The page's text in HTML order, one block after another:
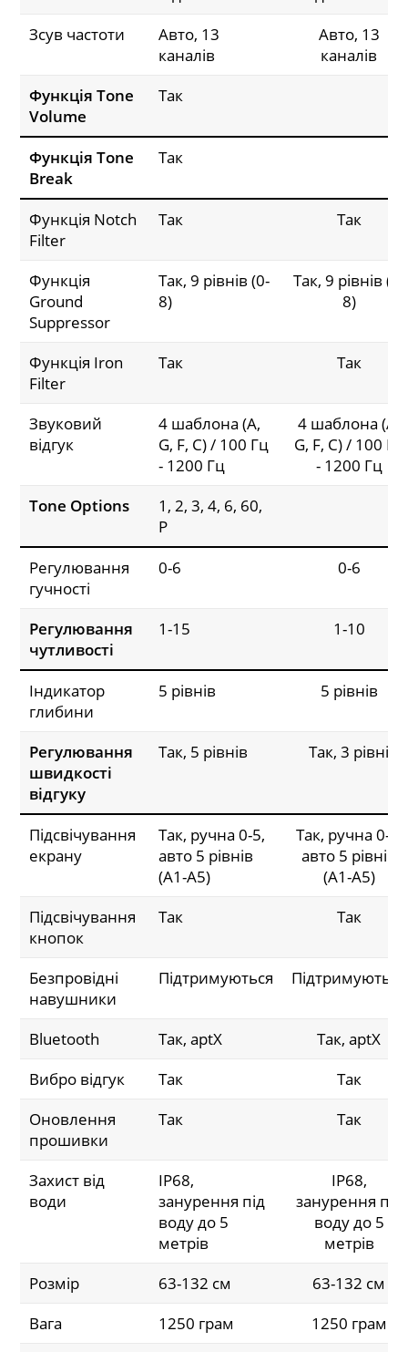
Зсув частоти
Авто, 13
каналів
Авто, 13
каналів
Функція Tone
Volume
Так
Функція Tone
Break
Так
Функція Notch
Filter
Так Так
Функція
Ground
Suppressor
Так, 9 рівнів (0-
8)
Так, 9 рівнів (0-
8)
Функція Iron
Filter
Так Так
Звуковий
відгук
4 шаблона (A,
G, F, C) / 100 Гц
- 1200 Гц
4 шаблона (A,
G, F, C) / 100 Гц
- 1200 Гц
Tone Options
1, 2, 3, 4, 6, 60,
P
Регулювання
гучності
0-6 0-6
Регулювання
чутливості
1-15 1-10
Індикатор
глибини
5 рівнів 5 рівнів
Регулювання
швидкості
відгуку
Так, 5 рівнів Так, 3 рівні
Підсвічування
екрану
Так, ручна 0-5,
авто 5 рівнів
(A1-A5)
Так, ручна 0-5,
авто 5 рівнів
(A1-A5)
Підсвічування
кнопок
Так Так
Безпровідні
навушники
Підтримуються Підтримуються
Bluetooth Так, aptX
Так, aptX
Вибро відгук
Так
Так
Оновлення
прошивки
Так Так
Захист від
води
IP68,
занурення під
воду до 5
метрів
IP68,
занурення під
воду до 5
метрів
Розмір
63-132 см
63-132 см
Вага
1250 грам
1250 грам